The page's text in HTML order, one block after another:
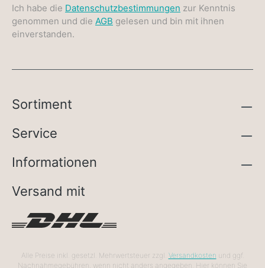
Ich habe die Datenschutzbestimmungen zur Kenntnis
genommen und die AGB gelesen und bin mit ihnen
einverstanden.
Sortiment
Service
Informationen
Versand mit
Alle Preise inkl. gesetzl. Mehrwertsteuer zzgl. Versandkosten und ggf.
Nachnahmegebühren, wenn nicht anders angegeben. Hier können Sie